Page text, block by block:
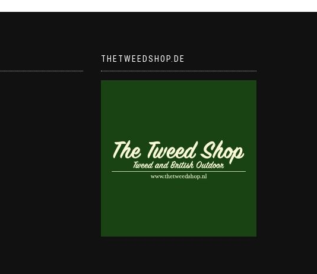
THETWEEDSHOP.DE